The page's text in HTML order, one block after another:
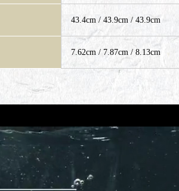
43.4cm / 43.9cm / 43.9cm
7.62cm / 7.87cm / 8.13cm